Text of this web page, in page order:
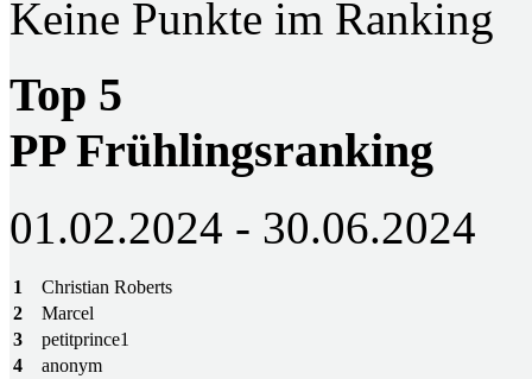
Keine Punkte im Ranking
Top 5
PP Frühlingsranking
01.02.2024 - 30.06.2024
1
Christian Roberts
2
Marcel
3
petitprince1
4
anonym